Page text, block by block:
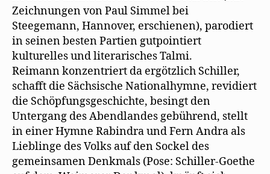
Zeichnungen von Paul Simmel bei
Steegemann, Hannover, erschienen), parodiert
in seinen besten Partien gutpointiert
kulturelles und literarisches Talmi.
Reimann konzentriert da ergötzlich Schiller,
schafft die Sächsische Nationalhymne, revidiert
die Schöpfungsgeschichte, besingt den
Untergang des Abendlandes gebührend, stellt
in einer Hymne Rabindra und Fern Andra als
Lieblinge des Volks auf den Sockel des
gemeinsamen Denkmals (Pose: Schiller-Goethe